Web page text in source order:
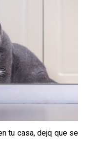
tu casa, dejq que se